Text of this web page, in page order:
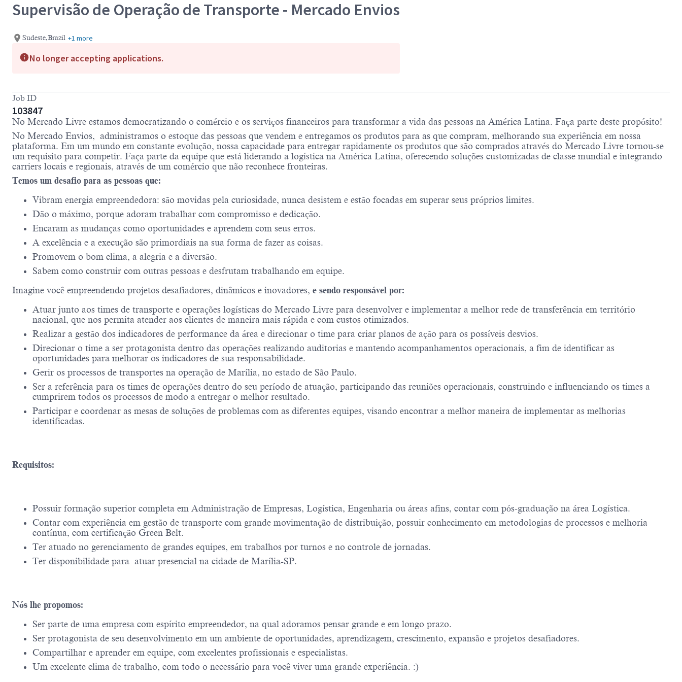
Supervisão de Operação de Transporte - Mercado Envios
Sudeste,Brazil +1 more
No longer accepting applications.
Job ID
103847
No Mercado Livre estamos democratizando o comércio e os serviços financeiros para transformar a vida das pessoas na América Latina. Faça parte deste propósito!
No Mercado Envios, administramos o estoque das pessoas que vendem e entregamos os produtos para as que compram, melhorando sua experiência em nossa
plataforma. Em um mundo em constante evolução, nossa capacidade para entregar rapidamente os produtos que são comprados através do Mercado Livre tornou-se
um requisito para competir. Faça parte da equipe que está liderando a logística na América Latina, oferecendo soluções customizadas de classe mundial e integrando
carriers locais e regionais, através de um comércio que não reconhece fronteiras.
Temos um desafio para as pessoas que:
Vibram energia empreendedora: são movidas pela curiosidade, nunca desistem e estão focadas em superar seus próprios limites.
Dão o máximo, porque adoram trabalhar com compromisso e dedicação.
Encaram as mudanças como oportunidades e aprendem com seus erros.
A excelência e a execução são primordiais na sua forma de fazer as coisas.
Promovem o bom clima, a alegria e a diversão.
Sabem como construir com outras pessoas e desfrutam trabalhando em equipe.
Imagine você empreendendo projetos desafiadores, dinâmicos e inovadores, e sendo responsável por:
Atuar junto aos times de transporte e operações logísticas do Mercado Livre para desenvolver e implementar a melhor rede de transferência em território
nacional, que nos permita atender aos clientes de maneira mais rápida e com custos otimizados.
Realizar a gestão dos indicadores de performance da área e direcionar o time para criar planos de ação para os possíveis desvios.
Direcionar o time a ser protagonista dentro das operações realizando auditorias e mantendo acompanhamentos operacionais, a fim de identificar as
oportunidades para melhorar os indicadores de sua responsabilidade.
Gerir os processos de transportes na operação de Marília, no estado de São Paulo.
Ser a referência para os times de operações dentro do seu período de atuação, participando das reuniões operacionais, construindo e influenciando os times a
cumprirem todos os processos de modo a entregar o melhor resultado.
Participar e coordenar as mesas de soluções de problemas com as diferentes equipes, visando encontrar a melhor maneira de implementar as melhorias
identificadas.
Requisitos:
Possuir formação superior completa em Administração de Empresas, Logística, Engenharia ou áreas afins, contar com pós-graduação na área Logística.
Contar com experiência em gestão de transporte com grande movimentação de distribuição, possuir conhecimento em metodologias de processos e melhoria
contínua, com certificação Green Belt.
Ter atuado no gerenciamento de grandes equipes, em trabalhos por turnos e no controle de jornadas.
Ter disponibilidade para atuar presencial na cidade de Marília-SP.
Nós lhe propomos:
Ser parte de uma empresa com espírito empreendedor, na qual adoramos pensar grande e em longo prazo.
Ser protagonista de seu desenvolvimento em um ambiente de oportunidades, aprendizagem, crescimento, expansão e projetos desafiadores.
Compartilhar e aprender em equipe, com excelentes profissionais e especialistas.
Um excelente clima de trabalho, com todo o necessário para você viver uma grande experiência. :)